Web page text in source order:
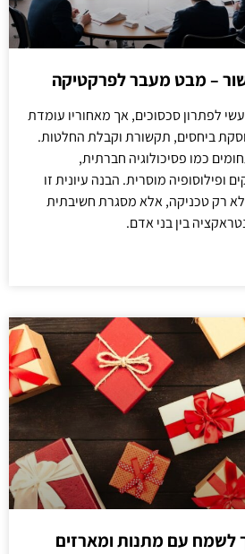
– מבט מעבר לפרקטיקה
לפתרון סכסוכים, אך מאחוריו עומדת
ביחסים, תקשורת וקבלת החלטות.
כמו פסיכולוגיה חברתית,
ופילוסופיה מוסרית. הבנה עיונית זו
רק טכניקה, אלא מסגרת חשיבתית
בין בני אדם.
לשמח עם מתנות ומארזים